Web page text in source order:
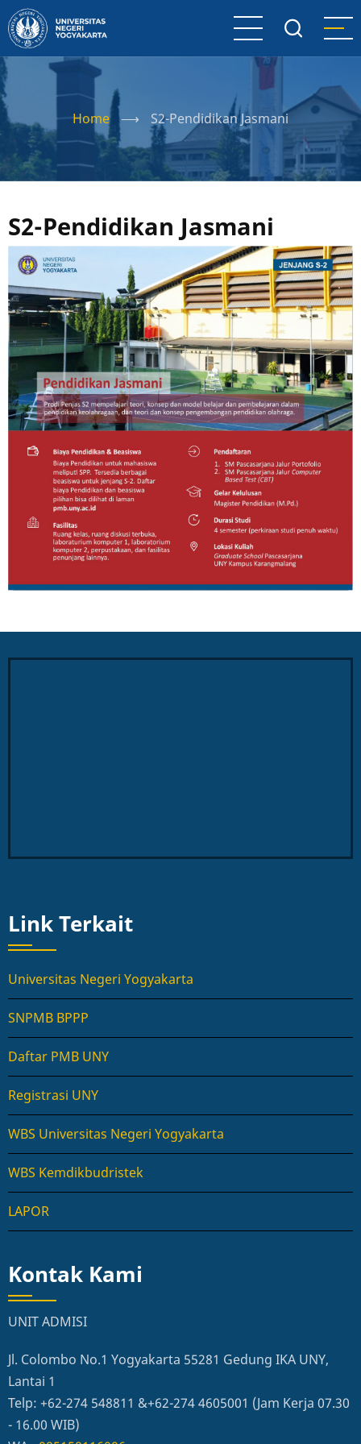
Skip
to
main
content
Home ⟶ S2-Pendidikan Jasmani
S2-Pendidikan Jasmani
Link Terkait
Universitas Negeri Yogyakarta
SNPMB BPPP
Daftar PMB UNY
Registrasi UNY
WBS Universitas Negeri Yogyakarta
WBS Kemdikbudristek
LAPOR
Kontak Kami
UNIT ADMISI
Jl. Colombo No.1 Yogyakarta 55281 Gedung IKA UNY,
Lantai 1
Telp: +62-274 548811 &+62-274 4605001 (Jam Kerja 07.30
- 16.00 WIB)